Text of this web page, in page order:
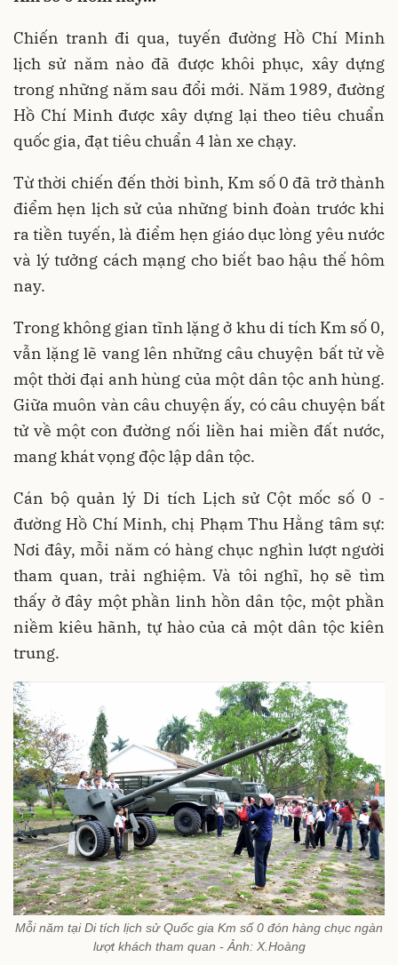
Chiến tranh đi qua, tuyến đường Hồ Chí Minh
lịch sử năm nào đã được khôi phục, xây dựng
trong những năm sau đổi mới. Năm 1989, đường
Hồ Chí Minh được xây dựng lại theo tiêu chuẩn
quốc gia, đạt tiêu chuẩn 4 làn xe chạy.
Từ thời chiến đến thời bình, Km số 0 đã trở thành
điểm hẹn lịch sử của những binh đoàn trước khi
ra tiền tuyến, là điểm hẹn giáo dục lòng yêu nước
và lý tưởng cách mạng cho biết bao hậu thế hôm
nay.
Trong không gian tĩnh lặng ở khu di tích Km số 0,
vẫn lặng lẽ vang lên những câu chuyện bất tử về
một thời đại anh hùng của một dân tộc anh hùng.
Giữa muôn vàn câu chuyện ấy, có câu chuyện bất
tử về một con đường nối liền hai miền đất nước,
mang khát vọng độc lập dân tộc.
Cán bộ quản lý Di tích Lịch sử Cột mốc số 0 -
đường Hồ Chí Minh, chị Phạm Thu Hằng tâm sự:
Nơi đây, mỗi năm có hàng chục nghìn lượt người
tham quan, trải nghiệm. Và tôi nghĩ, họ sẽ tìm
thấy ở đây một phần linh hồn dân tộc, một phần
niềm kiêu hãnh, tự hào của cả một dân tộc kiên
trung.
Mỗi năm tại Di tích lịch sử Quốc gia Km số 0 đón hàng chục ngàn
lượt khách tham quan - Ảnh: X.Hoàng